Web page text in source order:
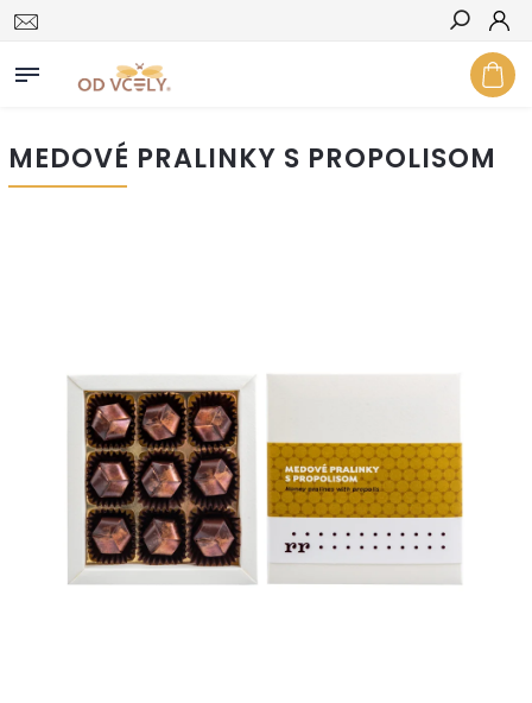
Hľadať
MEDOVÉ PRALINKY S PROPOLISOM